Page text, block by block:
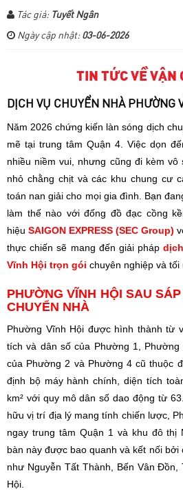
Tác giả: Tuyết Ngân
Ngày cập nhật:03-06-2026
TIN TỨC VỀ VẬN
DỊCH VỤ CHUYỂN NHÀ PHƯỜNG
Năm 2026 chứng kiến làn sóng dịch
mẽ tại trung tâm Quận 4. Việc dọn
nhiều niềm vui, nhưng cũng đi kèm
nhỏ chằng chịt và các khu chung cư
toán nan giải cho mọi gia đình. Bạn
làm thế nào với đống đồ đạc cồng
hiệu SAIGON EXPRESS (SEC Group)
thực chiến sẽ mang đến giải pháp
Vĩnh Hội trọn gói chuyên nghiệp và
PHƯỜNG VĨNH HỘI SAU
CHUYỂN NHÀ
Phường Vĩnh Hội được hình thành từ
tích và dân số của Phường 1,
của Phường 2 và Phường 4 cũ thuộc
định bộ máy hành chính, diện tích
km² với quy mô dân số dao động từ
hữu vị trí địa lý mang tính chiến lược,
ngay trung tâm Quận 1 và khu đô thị
bàn này được bao quanh và kết nối
như Nguyễn Tất Thành, Bến Vân Đồn,
Hội.